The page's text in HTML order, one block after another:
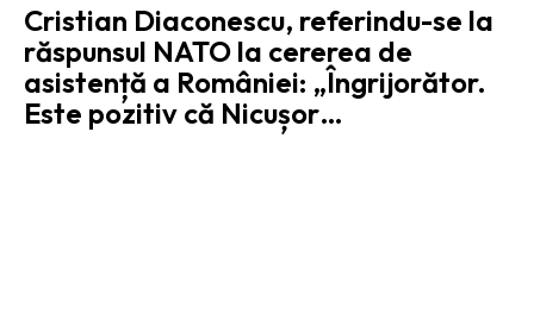
Cristian Diaconescu, referindu-se la
răspunsul NATO la cererea de
asistență a României: „Îngrijorător.
Este pozitiv că Nicușor…